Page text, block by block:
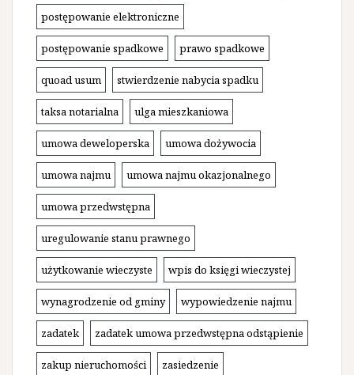
postępowanie elektroniczne
postępowanie spadkowe prawo spadkowe
quoad usum stwierdzenie nabycia spadku
taksa notarialna ulga mieszkaniowa
umowa deweloperska umowa dożywocia
umowa najmu umowa najmu okazjonalnego
umowa przedwstępna
uregulowanie stanu prawnego
użytkowanie wieczyste wpis do księgi wieczystej
wynagrodzenie od gminy wypowiedzenie najmu
zadatek zadatek umowa przedwstępna odstąpienie
zakup nieruchomości zasiedzenie